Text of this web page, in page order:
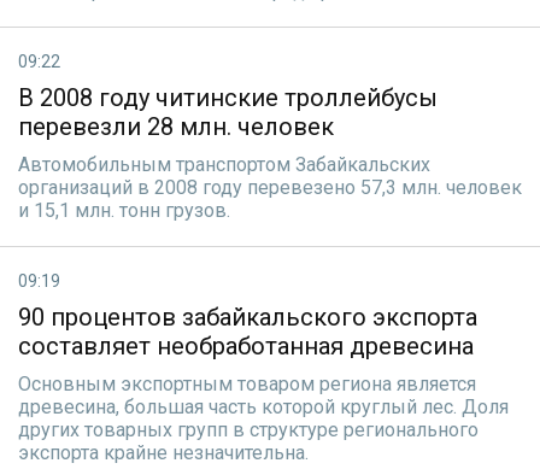
09:22
В 2008 году читинские троллейбусы
перевезли 28 млн. человек
Автомобильным транспортом Забайкальских
организаций в 2008 году перевезено 57,3 млн. человек
и 15,1 млн. тонн грузов.
09:19
90 процентов забайкальского экспорта
составляет необработанная древесина
Основным экспортным товаром региона является
древесина, большая часть которой круглый лес. Доля
других товарных групп в структуре регионального
экспорта крайне незначительна.